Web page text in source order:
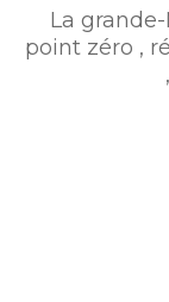
La
point zéro ,